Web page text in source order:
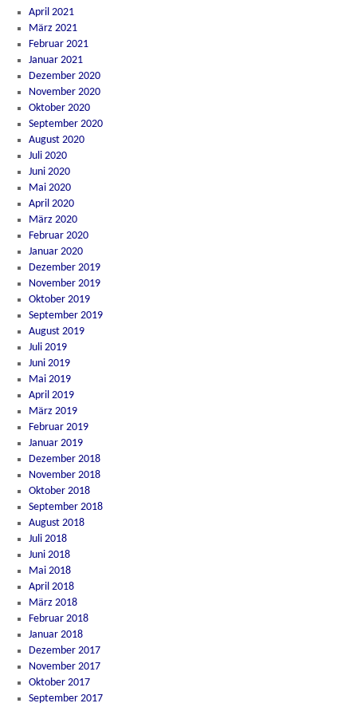
April 2021
März 2021
Februar 2021
Januar 2021
Dezember 2020
November 2020
Oktober 2020
September 2020
August 2020
Juli 2020
Juni 2020
Mai 2020
April 2020
März 2020
Februar 2020
Januar 2020
Dezember 2019
November 2019
Oktober 2019
September 2019
August 2019
Juli 2019
Juni 2019
Mai 2019
April 2019
März 2019
Februar 2019
Januar 2019
Dezember 2018
November 2018
Oktober 2018
September 2018
August 2018
Juli 2018
Juni 2018
Mai 2018
April 2018
März 2018
Februar 2018
Januar 2018
Dezember 2017
November 2017
Oktober 2017
September 2017